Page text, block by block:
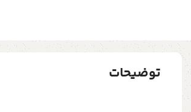
توضیحات